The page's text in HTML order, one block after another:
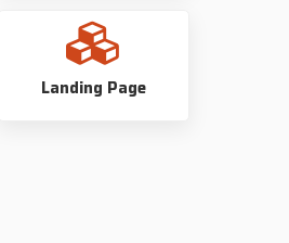
Landing Page